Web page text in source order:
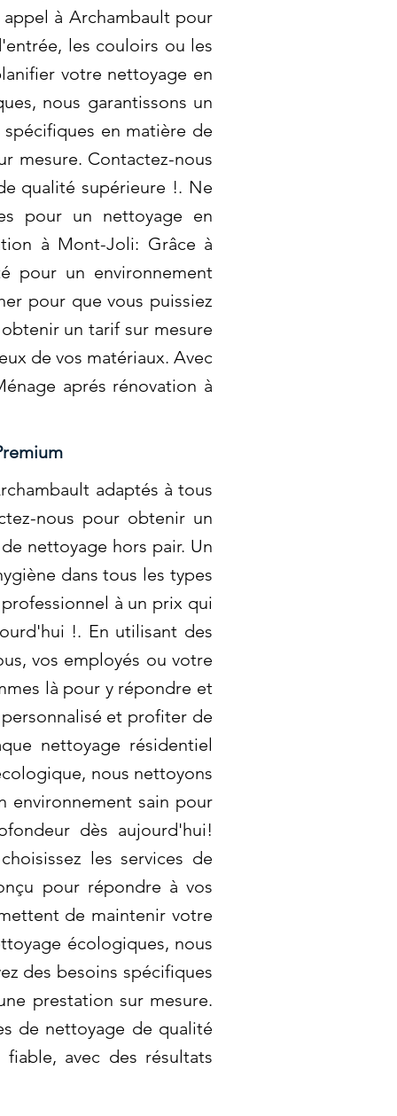
à Archambault pour
les couloirs ou les
votre nettoyage en
nous garantissons un
en matière de
mesure. Contactez-nous
qualité supérieure !. Ne
pour un nettoyage en
à Mont-Joli: Grâce à
pour un environnement
pour que vous puissiez
un tarif sur mesure
de vos matériaux. Avec
aprés rénovation à
adaptés à tous
nous pour obtenir un
nettoyage hors pair. Un
dans tous les types
à un prix qui
!. En utilisant des
vos employés ou votre
là pour y répondre et
et profiter de
nettoyage résidentiel
nous nettoyons
environnement sain pour
dès aujourd'hui!
les services de
pour répondre à vos
de maintenir votre
écologiques, nous
des besoins spécifiques
prestation sur mesure.
de nettoyage de qualité
avec des résultats